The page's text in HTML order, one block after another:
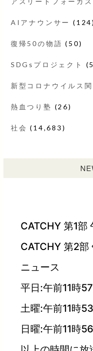
AIアナウンサー (124)
復帰50の物語 (50)
SDGsプロジェクト
新型コロナウイルス関
熱血つり塾 (26)
社会 (14,683)
CATCHY 第1部
CATCHY 第2部
ニュース
平日:午前11時
土曜:午前11時
日曜:午前11時